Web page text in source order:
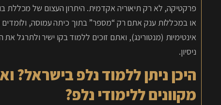
פרקטיקה, לא רק תיאוריה אקדמית. היתרון העצום של מכללת
או במכללות ענק אתם רק “מספר” בתוך כיתה עמוסה, ולומדים
ניסיון.
היכן ניתן ללמוד נלפ בישראל?
מקוונים ללימודי נלפ?